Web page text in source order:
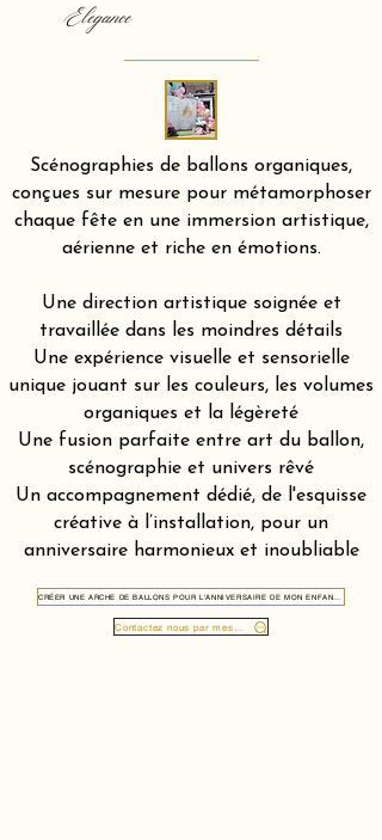
Elegance
Scénographies de ballons organiques,
conçues sur mesure pour métamorphoser
chaque fête en une immersion artistique,
aérienne et riche en émotions.
Une direction artistique soignée et
travaillée dans les moindres détails
Une expérience visuelle et sensorielle
unique jouant sur les couleurs, les volumes
organiques et la légèreté
Une fusion parfaite entre art du ballon,
scénographie et univers rêvé
Un accompagnement dédié, de l'esquisse
créative à l’installation, pour un
anniversaire harmonieux et inoubliable